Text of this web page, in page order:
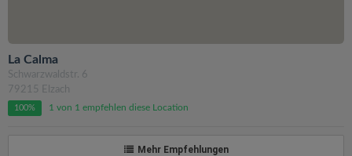
La Calma
Schwarzwaldstr. 6
79215 Elzach
100% 1 von 1 empfehlen diese Location
Mehr Empfehlungen